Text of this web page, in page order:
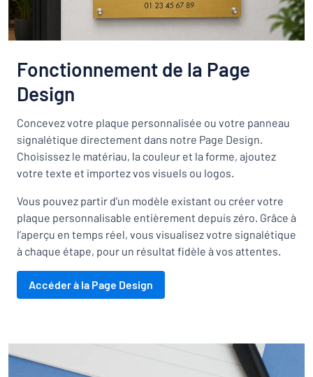
Fonctionnement de la Page
Design
Concevez votre plaque personnalisée ou votre panneau
signalétique directement dans notre Page Design.
Choisissez le matériau, la couleur et la forme, ajoutez
votre texte et importez vos visuels ou logos.
Vous pouvez partir d’un modèle existant ou créer votre
plaque personnalisable entièrement depuis zéro. Grâce à
l’aperçu en temps réel, vous visualisez votre signalétique
à chaque étape, pour un résultat fidèle à vos attentes.
Accéder à la Page Design